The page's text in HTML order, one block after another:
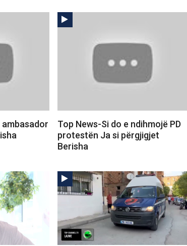
ambasador
Top News-Si do e ndihmojë PD
protestën Ja si përgjigjet
Berisha